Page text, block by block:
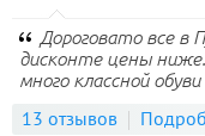
Дороговато все в
дисконте цены
много классной обуви
13 отзывов